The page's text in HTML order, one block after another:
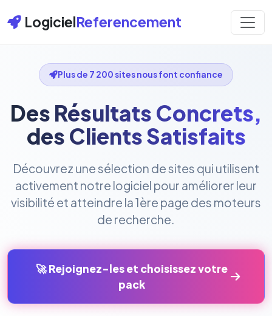
LogicielReferencement
Plus de 7 200 sites nous font confiance
Des Résultats Concrets,
des Clients Satisfaits
Découvrez une sélection de sites qui utilisent
activement notre logiciel pour améliorer leur
visibilité et atteindre la 1ère page des moteurs
de recherche.
🚀 Rejoignez-les et choisissez votre
pack